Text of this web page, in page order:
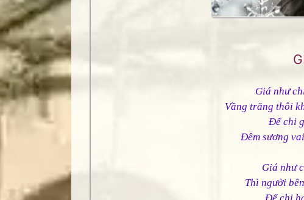
Giá như
Vầng trăng thôi
Để chi
Đêm sương
Giá như
Thì người
Để chi